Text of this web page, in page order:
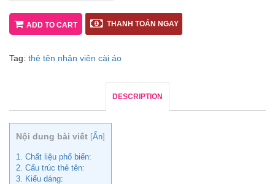
ADD TO CART THANH TOÁN NGAY
Tag: thẻ tên nhân viên cài áo
DESCRIPTION
Nội dung bài viết [Ẩn]
1. Chất liệu phổ biến:
2. Cấu trúc thẻ tên:
3. Kiểu dáng: